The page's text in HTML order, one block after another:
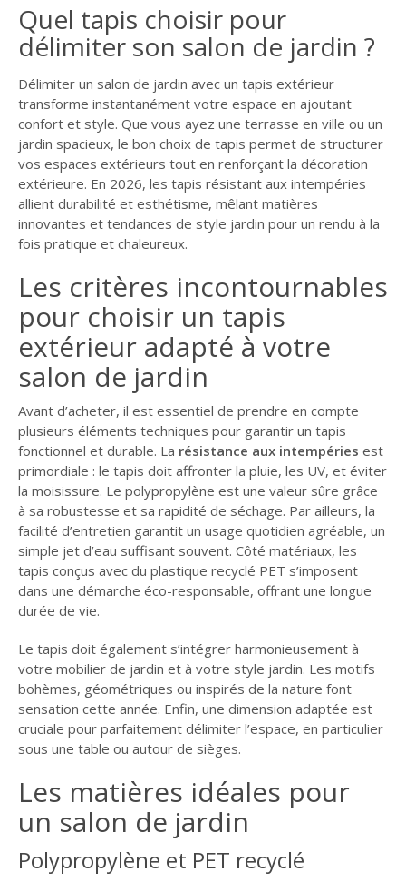
PISCINE
ENTRETIEN
PARTENAIRES
LIGNE JARDIN
INFO PAYSAGISTE
GUIDE JARDIN ET
PAYSAGE
GUIDE JARDIN
ELAGAGE ET
COMPAGNIE
Quel tapis choisir pour
délimiter son salon de jardin ?
Délimiter un salon de jardin avec un tapis extérieur
transforme instantanément votre espace en ajoutant
confort et style. Que vous ayez une terrasse en ville ou un
jardin spacieux, le bon choix de tapis permet de structurer
vos espaces extérieurs tout en renforçant la décoration
extérieure. En 2026, les tapis résistant aux intempéries
allient durabilité et esthétisme, mêlant matières
innovantes et tendances de style jardin pour un rendu à la
fois pratique et chaleureux.
Les critères incontournables
pour choisir un tapis
extérieur adapté à votre
salon de jardin
Avant d’acheter, il est essentiel de prendre en compte
plusieurs éléments techniques pour garantir un tapis
fonctionnel et durable. La résistance aux intempéries est
primordiale : le tapis doit affronter la pluie, les UV, et éviter
la moisissure. Le polypropylène est une valeur sûre grâce
à sa robustesse et sa rapidité de séchage. Par ailleurs, la
facilité d’entretien garantit un usage quotidien agréable, un
simple jet d’eau suffisant souvent. Côté matériaux, les
tapis conçus avec du plastique recyclé PET s’imposent
dans une démarche éco-responsable, offrant une longue
durée de vie.
Le tapis doit également s’intégrer harmonieusement à
votre mobilier de jardin et à votre style jardin. Les motifs
bohèmes, géométriques ou inspirés de la nature font
sensation cette année. Enfin, une dimension adaptée est
cruciale pour parfaitement délimiter l’espace, en particulier
sous une table ou autour de sièges.
Les matières idéales pour
un salon de jardin
Polypropylène et PET recyclé